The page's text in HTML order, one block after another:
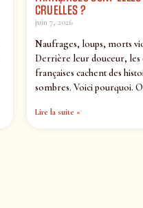
CRUELLES ?
juin 7, 2026
Naufrages, loups, morts
Derrière leur douceur, les
françaises cachent des
sombres. Voici pourquoi.
Lire la suite »